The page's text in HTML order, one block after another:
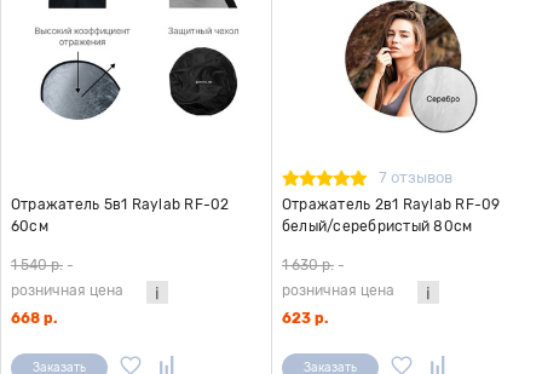
Отражатель 5в1 Raylab RF-02
60см
1 540 р. -
розничная цена
668 р.
Заказать
7 отзывов
Отражатель 2в1 Raylab RF-09
белый/серебристый 80см
1 630 р. -
розничная цена
623 р.
Заказать